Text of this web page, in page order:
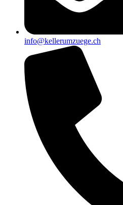
info@kellerumzuege.ch